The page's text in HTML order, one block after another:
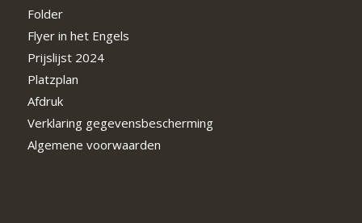
Folder
Flyer in het Engels
Prijslijst 2024
Platzplan
Afdruk
Verklaring gegevensbescherming
Algemene voorwaarden